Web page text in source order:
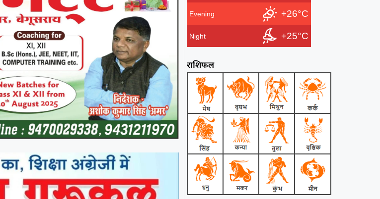
Evening +26°C
Night +25°C
राशिफल